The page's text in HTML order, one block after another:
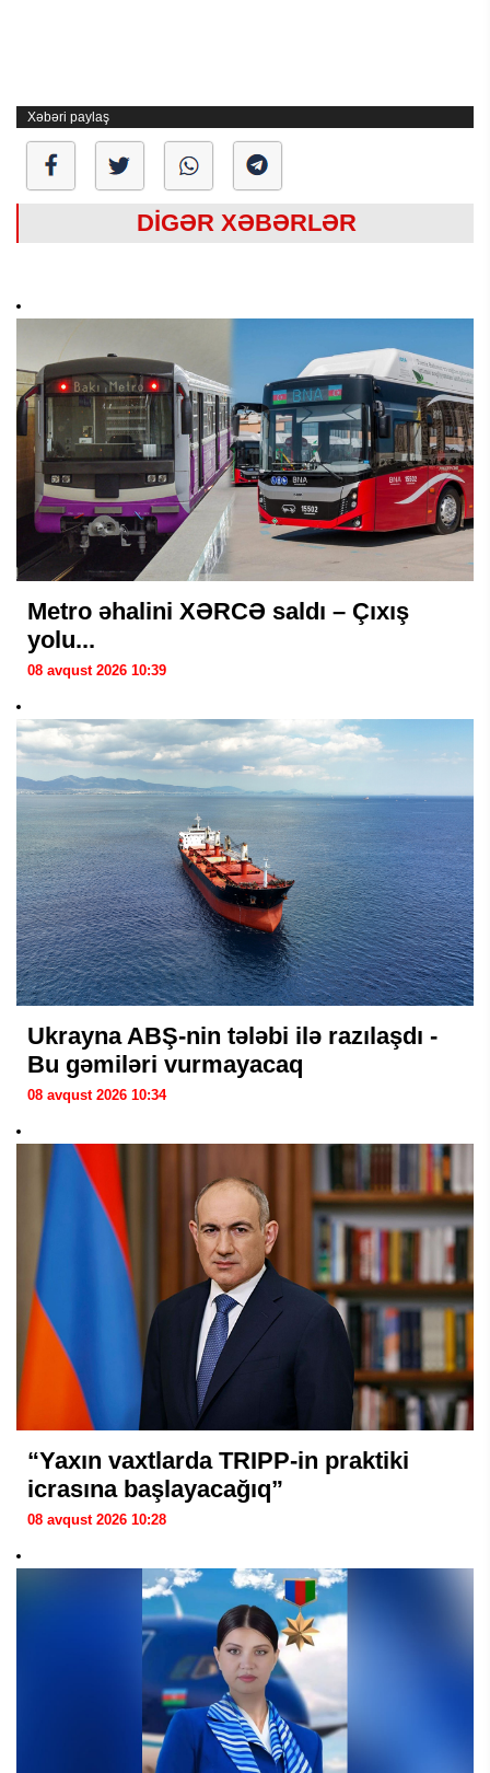
Xəbəri paylaş
DİGƏR XƏBƏRLƏR
Metro əhalini XƏRCƏ saldı – Çıxış
yolu...
08 avqust 2026 10:39
Ukrayna ABŞ-nin tələbi ilə razılaşdı -
Bu gəmiləri vurmayacaq
08 avqust 2026 10:34
“Yaxın vaxtlarda TRIPP-in praktiki
icrasına başlayacağıq”
08 avqust 2026 10:28